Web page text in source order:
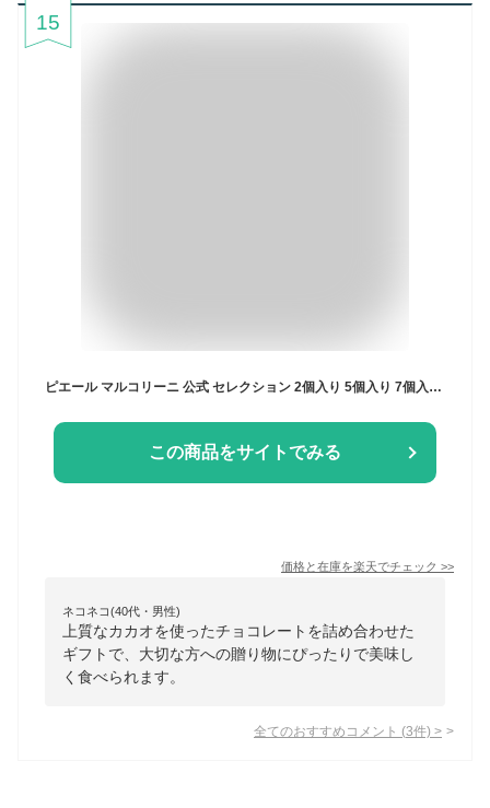
15
ピエール マルコリーニ 公式 セレクション 2個入り 5個入り 7個入り 10個入り 15個入り 25個入り 30個入り スイーツ チョコレート 詰め合わせ ギフト セット
この商品をサイトでみる
価格と在庫を楽天でチェック >>
ネコネコ(40代・男性)
上質なカカオを使ったチョコレートを詰め合わせた
ギフトで、大切な方への贈り物にぴったりで美味し
く食べられます。
全てのおすすめコメント (3件) >